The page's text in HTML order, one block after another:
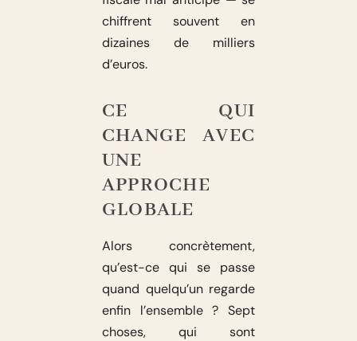
chiffrent souvent en
dizaines de milliers
d’euros.
CE QUI
CHANGE AVEC
UNE
APPROCHE
GLOBALE
Alors concrètement,
qu’est-ce qui se passe
quand quelqu’un regarde
enfin l’ensemble ? Sept
choses, qui sont